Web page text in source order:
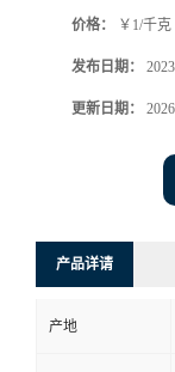
价格： ￥1/千克
发布日期：
更新日期：
产品详请
产地